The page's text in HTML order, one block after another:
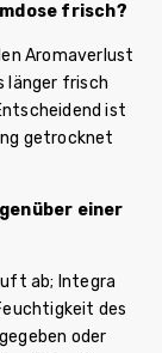
frisch?
Aromaverlust
länger frisch
ist
getrocknet
einer
ab; Integra
des
oder